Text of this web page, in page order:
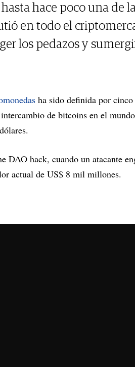
hace poco una de
en todo el
los pedazos y
ha sido definida por
de bitcoins en el
DAO hack, cuando un atacante
actual de US$ 8 mil millones.